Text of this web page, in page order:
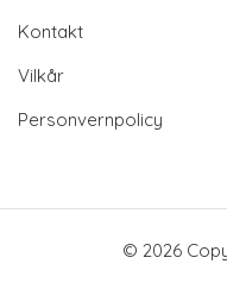
Kontakt
Vilkår
Personvernpolicy
© 2026